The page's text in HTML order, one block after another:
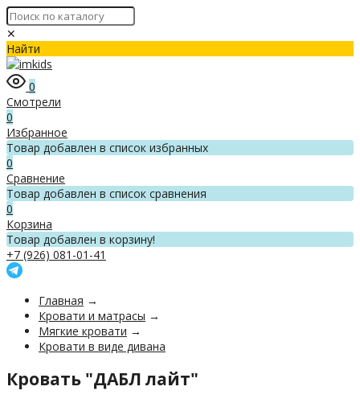
✕
Найти
0
Смотрели
0
Избранное
Товар добавлен в список избранных
0
Сравнение
Товар добавлен в список сравнения
0
Корзина
Товар добавлен в корзину!
+7 (926) 081-01-41
Главная →
Кровати и матрасы →
Мягкие кровати →
Кровати в виде дивана
Кровать "ДАБЛ лайт"